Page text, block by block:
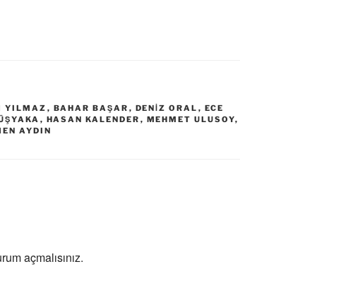
YILMAZ , BAHAR BAŞAR , DENIZ ORAL , ECE
, HASAN KALENDER , MEHMET ULUSOY,
AYDIN
açmalısınız.